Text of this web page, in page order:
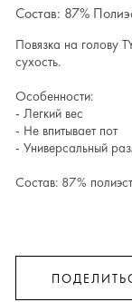
Состав: 87%
Повязка на голову
сухость.
Особенности:
- Легкий вес
- Не впитывает пот
- Универсальный
Состав: 87%